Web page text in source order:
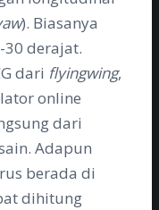
). Biasanya
derajat.
dari flyingwing,
online
dari
Adapun
berada di
dihitung